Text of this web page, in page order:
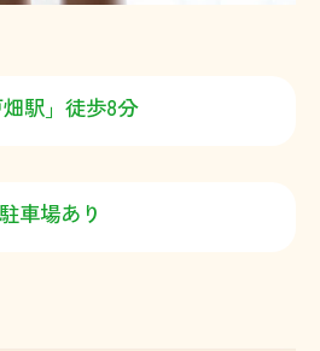
畑駅」徒歩8分
駐車場あり